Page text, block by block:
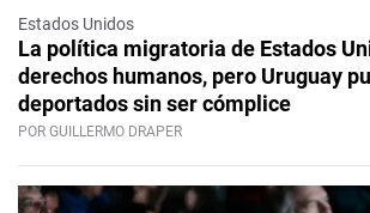
Estados Unidos
La política migratoria de Estados
derechos humanos, pero Uruguay
deportados sin ser cómplice
POR GUILLERMO DRAPER